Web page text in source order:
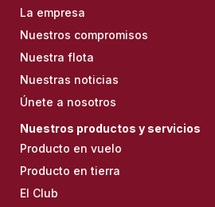
La empresa
Nuestros compromisos
Nuestra flota
Nuestras noticias
Únete a nosotros
Nuestros productos y servicios
Producto en vuelo
Producto en tierra
El Club